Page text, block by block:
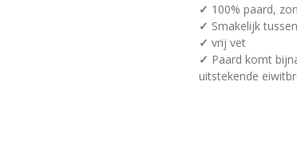
✓ 100% paard,
✓ Smakelijk
✓ vrij vet
✓ Paard komt
uitstekende